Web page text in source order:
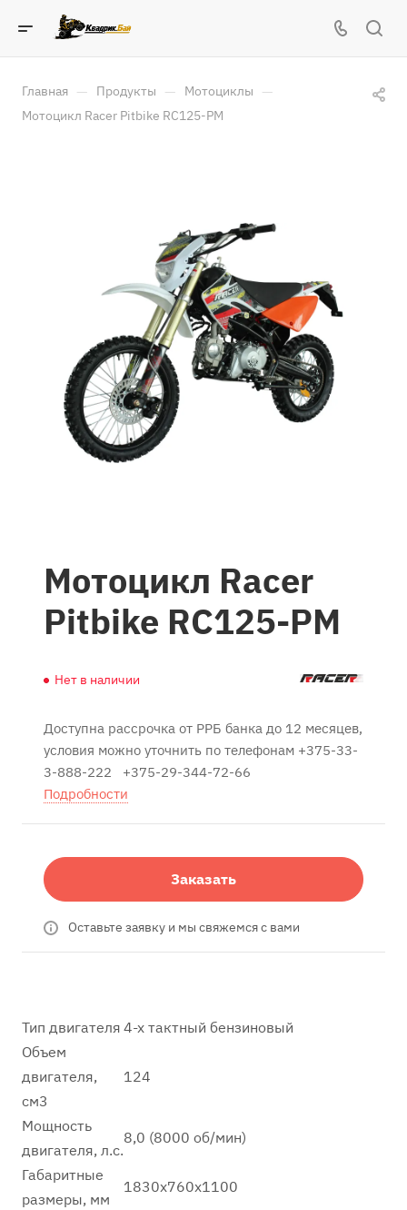
Главная — Продукты — Мотоциклы —
Мотоцикл Racer Pitbike RC125-PM
Мотоцикл Racer
Pitbike RC125-PM
Нет в наличии
Доступна рассрочка от РРБ банка до 12 месяцев,
условия можно уточнить по телефонам +375-33-
3-888-222 +375-29-344-72-66
Подробности
Заказать
Оставьте заявку и мы свяжемся с вами
Тип двигателя 4-х тактный бензиновый
Объем
двигателя,
см3
124
Мощность
двигателя, л.с.
8,0 (8000 об/мин)
Габаритные
размеры, мм
1830х760х1100